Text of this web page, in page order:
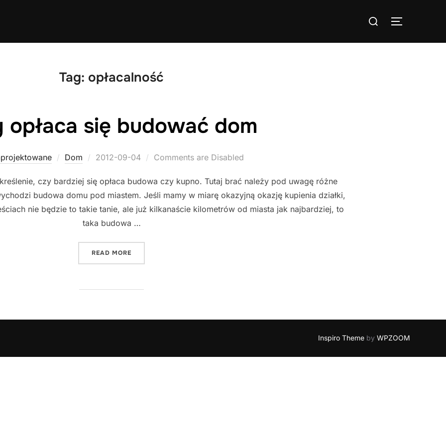
Search
TOGGLE
Tag: opłacalność
opłaca się budować dom
Dom
Posted
2012-09-04 Comments are Disabled
czy bardziej się opłaca budowa czy kupno. Tutaj brać należy pod uwagę różne
budowa domu pod miastem. Jeśli mamy w miarę okazyjną okazję kupienia działki,
nie będzie to takie tanie, ale już kilkanaście kilometrów od miasta jak najbardziej, to
taka budowa …
READ MORE
Inspiro Theme by WPZOOM